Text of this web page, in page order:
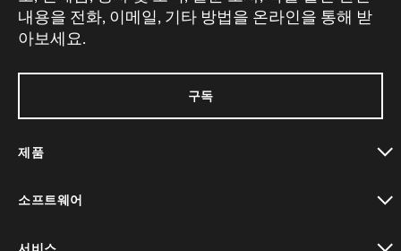
내용을 전화, 이메일, 기타 방법을 온라인을 통해 받
아보세요.
구독
제품
소프트웨어
서비스